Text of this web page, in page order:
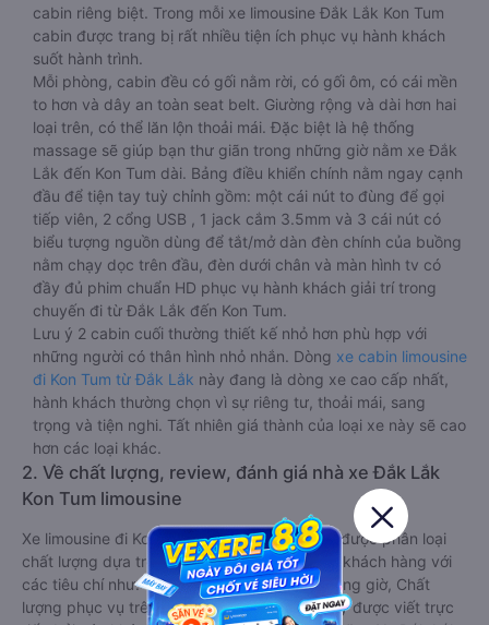
cabin riêng biệt. Trong mỗi xe limousine Đắk Lắk Kon Tum
cabin được trang bị rất nhiều tiện ích phục vụ hành khách
suốt hành trình.
Mỗi phòng, cabin đều có gối nằm rời, có gối ôm, có cái mền
to hơn và dây an toàn seat belt. Giường rộng và dài hơn hai
loại trên, có thể lăn lộn thoải mái. Đặc biệt là hệ thống
massage sẽ giúp bạn thư giãn trong những giờ nằm xe Đắk
Lắk đến Kon Tum dài. Bảng điều khiển chính nằm ngay cạnh
đầu để tiện tay tuỳ chỉnh gồm: một cái nút to đùng để gọi
tiếp viên, 2 cổng USB , 1 jack cắm 3.5mm và 3 cái nút có
biểu tượng nguồn dùng để tắt/mở dàn đèn chính của buồng
nằm chạy dọc trên đầu, đèn dưới chân và màn hình tv có
đầy đủ phim chuẩn HD phục vụ hành khách giải trí trong
chuyến đi từ Đắk Lắk đến Kon Tum.
Lưu ý 2 cabin cuối thường thiết kế nhỏ hơn phù hợp với
những người có thân hình nhỏ nhắn. Dòng xe cabin limousine
đi Kon Tum từ Đắk Lắk này đang là dòng xe cao cấp nhất,
hành khách thường chọn vì sự riêng tư, thoải mái, sang
trọng và tiện nghi. Tất nhiên giá thành của loại xe này sẽ cao
hơn các loại khác.
2. Về chất lượng, review, đánh giá nhà xe Đắk Lắk
Kon Tum limousine
Xe limousine đi Kon Tum từ Đắk Lắk tốt nhất được phân loại
chất lượng dựa trên đánh giá từ 1 đến 5 của khách hàng với
các tiêu chí như: Chất lượng xe limousine, Đúng giờ, Chất
lượng phục vụ trên Vexere.com. Đánh giá này được viết trực